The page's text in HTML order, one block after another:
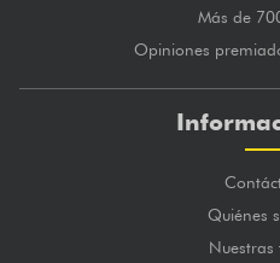
Más de
Opiniones
Quiénes
Nuestras